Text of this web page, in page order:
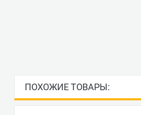
ПОХОЖИЕ ТОВАРЫ: